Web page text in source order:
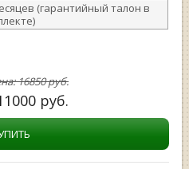
(гарантийный талон в
16850руб.
руб.